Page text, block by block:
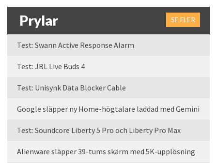
Prylar SE FLER
Test: Swann Active Response Alarm
Test: JBL Live Buds 4
Test: Unisynk Data Blocker Cable
Google släpper ny Home-högtalare laddad med Gemini
Test: Soundcore Liberty 5 Pro och Liberty Pro Max
Alienware släpper 39-tums skärm med 5K-upplösning